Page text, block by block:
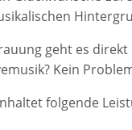
geht es
Kein
folgende